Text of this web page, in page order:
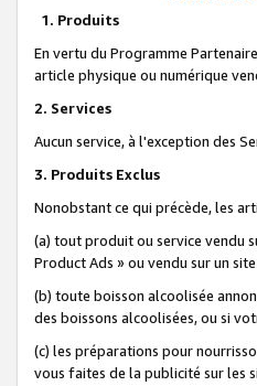
1. Produits
En vertu du Programme
article physique ou numérique
2. Services
Aucun service, à l'exception des
3. Produits Exclus
Nonobstant ce qui précède, les
(a) tout produit ou service vendu
Product Ads » ou vendu sur un
(b) toute boisson alcoolisée
des boissons alcoolisées, ou si
(c) les préparations pour
vous faites de la publicité sur les